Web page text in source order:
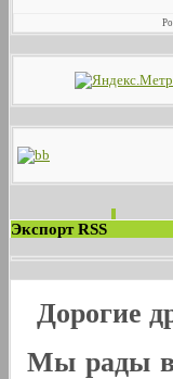
Экспорт RSS
Дорогие
Мы рады